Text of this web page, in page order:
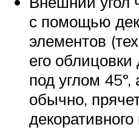
с помощью
элементов
его облицовки
под углом 45º,
обычно,